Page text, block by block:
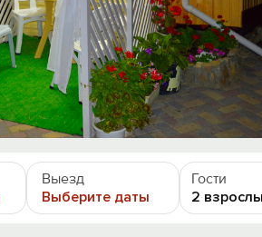
Выезд
Выберите даты
Гости
2